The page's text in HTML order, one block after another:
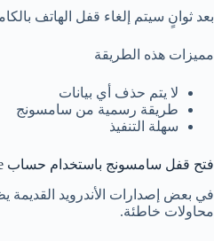
بعد ثوانٍ سيتم إلغاء قفل الهاتف
مميزات هذه الطريقة
لا يتم حذف أي بيانات
طريقة رسمية من سامسونج
سهلة التنفيذ
فتح قفل سامسونج باستخدام حساب Google
محاولات خاطئة.